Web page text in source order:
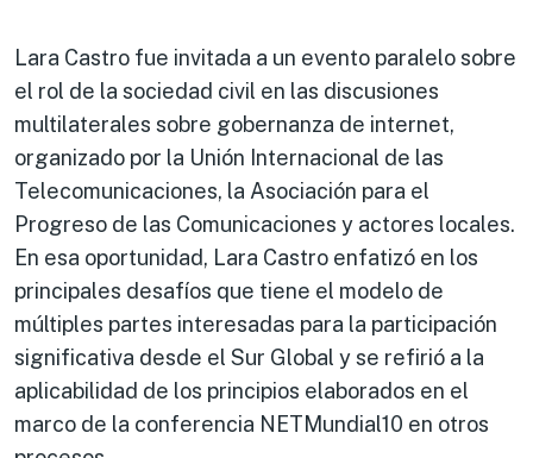
Lara Castro fue invitada a un evento paralelo sobre
el rol de la sociedad civil en las discusiones
multilaterales sobre gobernanza de internet,
organizado por la Unión Internacional de las
Telecomunicaciones, la Asociación para el
Progreso de las Comunicaciones y actores locales.
En esa oportunidad, Lara Castro enfatizó en los
principales desafíos que tiene el modelo de
múltiples partes interesadas para la participación
significativa desde el Sur Global y se refirió a la
aplicabilidad de los principios elaborados en el
marco de la conferencia NETMundial10 en otros